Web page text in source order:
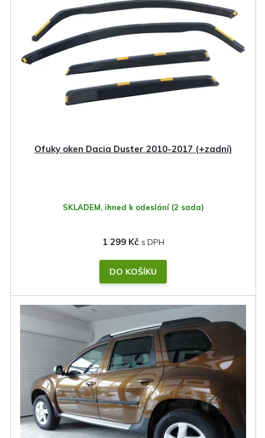
Ofuky oken Dacia Duster 2010-2017 (+zadní)
SKLADEM, ihned k odeslání (2 sada)
1 299 Kč
DO KOŠÍKU